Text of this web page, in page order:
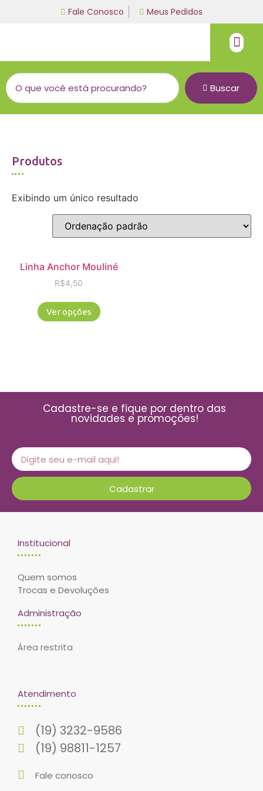
Fale Conosco Meus Pedidos
Buscar
Produtos
Exibindo um único resultado
Linha Anchor Mouliné
R$4,50
Ver opções
Cadastre-se e fique por dentro das
novidades e promoções!
Cadastrar
Institucional
Quem somos
Trocas e Devoluções
Administração
Área restrita
Atendimento
(19) 3232-9586
(19) 98811-1257
Fale conosco